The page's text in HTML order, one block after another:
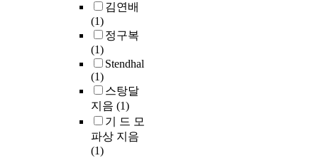
김연배
(1)
정구복
(1)
Stendhal
(1)
스탕달
지음 (1)
기 드 모
파상 지음
(1)